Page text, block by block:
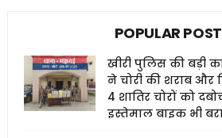
POPULAR
खीरी पुलिस की बड़ी
ने चोरी की शराब
4 शातिर चोरों को
इस्तेमाल बाइक भी